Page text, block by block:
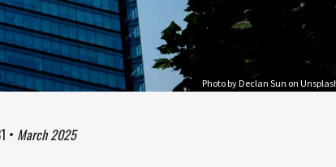
Photo by Declan Sun on
• March 2025